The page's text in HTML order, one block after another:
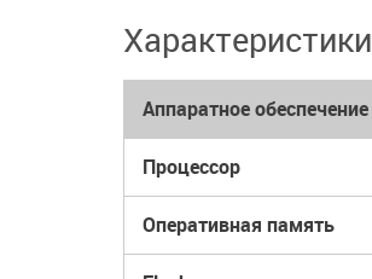
Характеристики
Аппаратное обеспечение
Процессор
Оперативная память